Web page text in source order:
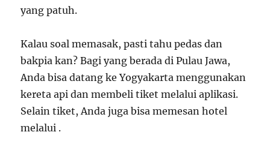
yang patuh.
Kalau soal memasak, pasti tahu pedas dan
bakpia kan? Bagi yang berada di Pulau Jawa,
Anda bisa datang ke Yogyakarta menggunakan
kereta api dan membeli tiket melalui aplikasi.
Selain tiket, Anda juga bisa memesan hotel
melalui .